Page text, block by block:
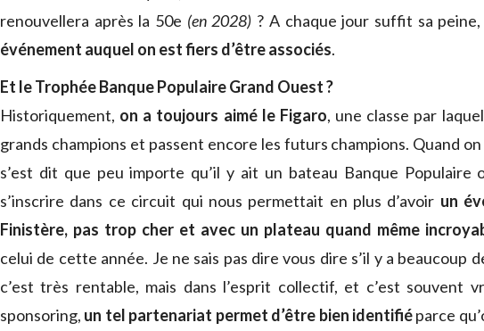
renouvellera après la 50e (en 2028) ? A chaque jour suffit sa peine,
événement auquel on est fiers d’être associés.
Et le Trophée Banque Populaire Grand Ouest ?
Historiquement, on a toujours aimé le Figaro, une classe par
grands champions et passent encore les futurs champions. Quand on
s’est dit que peu importe qu’il y ait un bateau Banque Populaire
s’inscrire dans ce circuit qui nous permettait en plus d’avoir un
Finistère, pas trop cher et avec un plateau quand même
celui de cette année. Je ne sais pas dire vous dire s’il y a beaucoup
c’est très rentable, mais dans l’esprit collectif, et c’est souvent
sponsoring, un tel partenariat permet d’être bien identifiéparce